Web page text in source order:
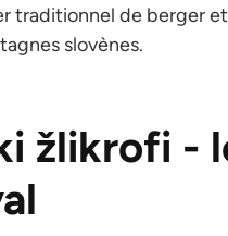
traditionnel de berger
slovènes.
žlikrofi -